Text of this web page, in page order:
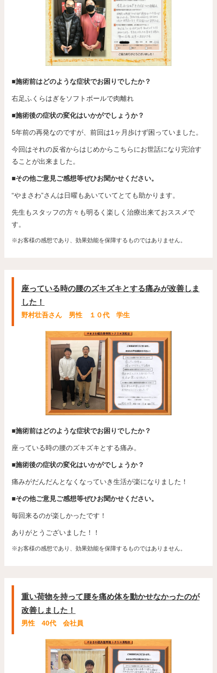
■施術前はどのような症状でお困りでしたか？
右足ふくらはぎをソフトボールで肉離れ
■施術後の症状の変化はいかがでしょうか？
5年前の再発なのですが、前回は1ヶ月歩けず困っていました。
今回はそれの反省からはじめからこちらにお世話になり完治す
ることが出来ました。
■その他ご意見ご感想等ぜひお聞かせください。
“やまさわ”さんは日曜もあいていてとても助かります。
先生もスタッフの方々も明るく楽しく治療出来ておススメで
す。
※お客様の感想であり、効果効能を保障するものではありません。
座っている時の腰のズキズキとする痛みが改善しま
した！
野村壮吾さん 男性 １０代 学生
■施術前はどのような症状でお困りでしたか？
座っている時の腰のズキズキとする痛み。
■施術後の症状の変化はいかがでしょうか？
痛みがだんだんとなくなっていき生活が楽になりました！
■その他ご意見ご感想等ぜひお聞かせください。
毎回来るのが楽しかったです！
ありがとうございました！！
※お客様の感想であり、効果効能を保障するものではありません。
重い荷物を持って腰を痛め体を動かせなかったのが
改善しました！
男性 40代 会社員